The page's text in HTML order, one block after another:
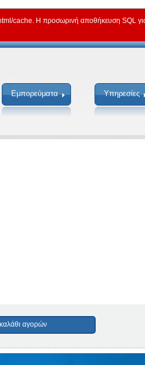
Η προσωρινή αποθήκευση SQL για
Εμπορεύματα Υπηρεσίες
αγορών